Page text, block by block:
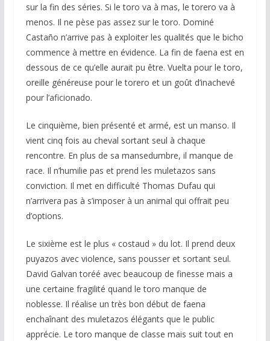
sur la fin des séries. Si le toro va à mas, le torero va à
menos. Il ne pèse pas assez sur le toro. Dominé
Castaño n’arrive pas à exploiter les qualités que le bicho
commence à mettre en évidence. La fin de faena est en
dessous de ce qu’elle aurait pu être. Vuelta pour le toro,
oreille généreuse pour le torero et un goût d’inachevé
pour l’aficionado.
Le cinquième, bien présenté et armé, est un manso. Il
vient cinq fois au cheval sortant seul à chaque
rencontre. En plus de sa mansedumbre, il manque de
race. Il n’humilie pas et prend les muletazos sans
conviction. Il met en difficulté Thomas Dufau qui
n’arrivera pas à s’imposer à un animal qui offrait peu
d’options.
Le sixième est le plus « costaud » du lot. Il prend deux
puyazos avec violence, sans pousser et sortant seul.
David Galvan toréé avec beaucoup de finesse mais a
une certaine fragilité quand le toro manque de
noblesse. Il réalise un très bon début de faena
enchaînant des muletazos élégants que le public
apprécie. Le toro manque de classe mais suit tout en